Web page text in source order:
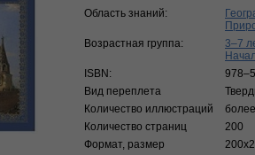
Область знаний:
Возрастная группа:
3–7
ISBN:
Вид переплета
Количество иллюстраций
Количество страниц
200
Формат, размер